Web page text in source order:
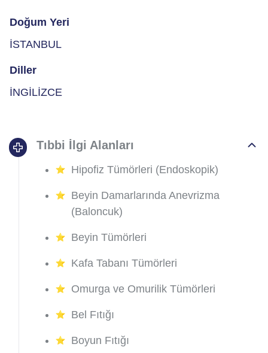
Doğum Yeri
İSTANBUL
Diller
İNGİLİZCE
Tıbbi İlgi Alanları
Hipofiz Tümörleri (Endoskopik)
Beyin Damarlarında Anevrizma
(Baloncuk)
Beyin Tümörleri
Kafa Tabanı Tümörleri
Omurga ve Omurilik Tümörleri
Bel Fıtığı
Boyun Fıtığı